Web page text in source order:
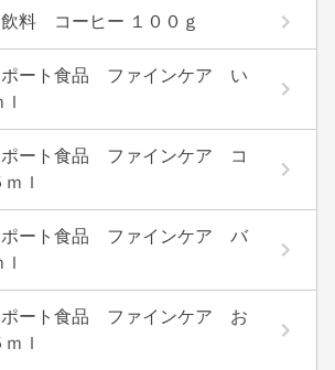
料 コーヒー １００ｇ
ポート食品 ファインケア い
ポート食品 ファインケア コ
ｌ
ポート食品 ファインケア バ
ポート食品 ファインケア お
ｌ